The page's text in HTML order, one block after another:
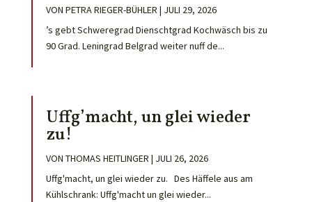
VON PETRA RIEGER-BÜHLER | JULI 29, 2026
’s gebt Schweregrad Dienschtgrad Kochwäsch bis zu
90 Grad. Leningrad Belgrad weiter nuff de...
Uffg’macht, un glei wieder
zu!
VON THOMAS HEITLINGER | JULI 26, 2026
Uffg'macht, un glei wieder zu. Des Häffele aus am
Kühlschrank: Uffg'macht un glei wieder...